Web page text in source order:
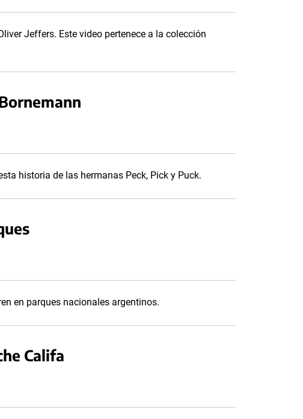
Jeffers. Este video pertenece a la colección
historia de las hermanas Peck, Pick y Puck.
en parques nacionales argentinos.
Califa